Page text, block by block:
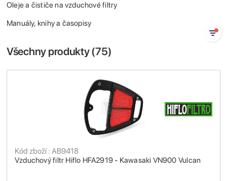
Oleje a čističe na vzduchové filtry
Manuály, knihy a časopisy
Všechny produkty (75)
Vzduchový filtr Hiflo HFA2919 - Kawasaki VN900 Vulcan
Kód zboží : AB9418